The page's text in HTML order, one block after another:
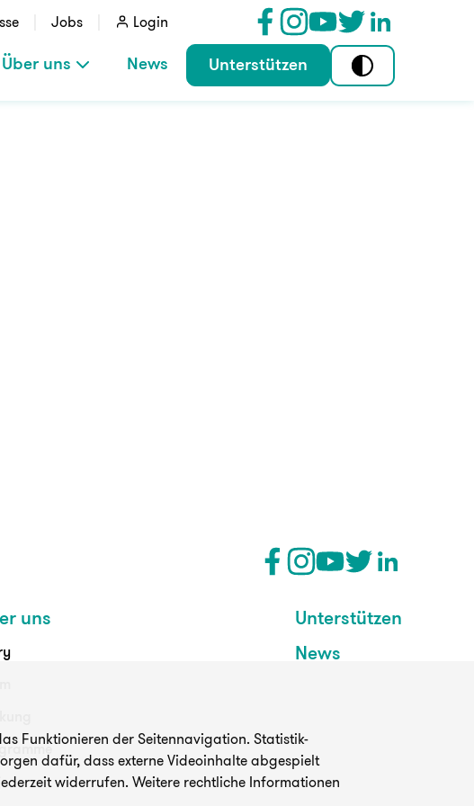
Jobs Login
Über uns News Unterstützen
uns
Unterstützen
News
Funktionieren der Seitennavigation. Statistik-
dafür, dass externe Videoinhalte abgespielt
widerrufen. Weitere rechtliche Informationen